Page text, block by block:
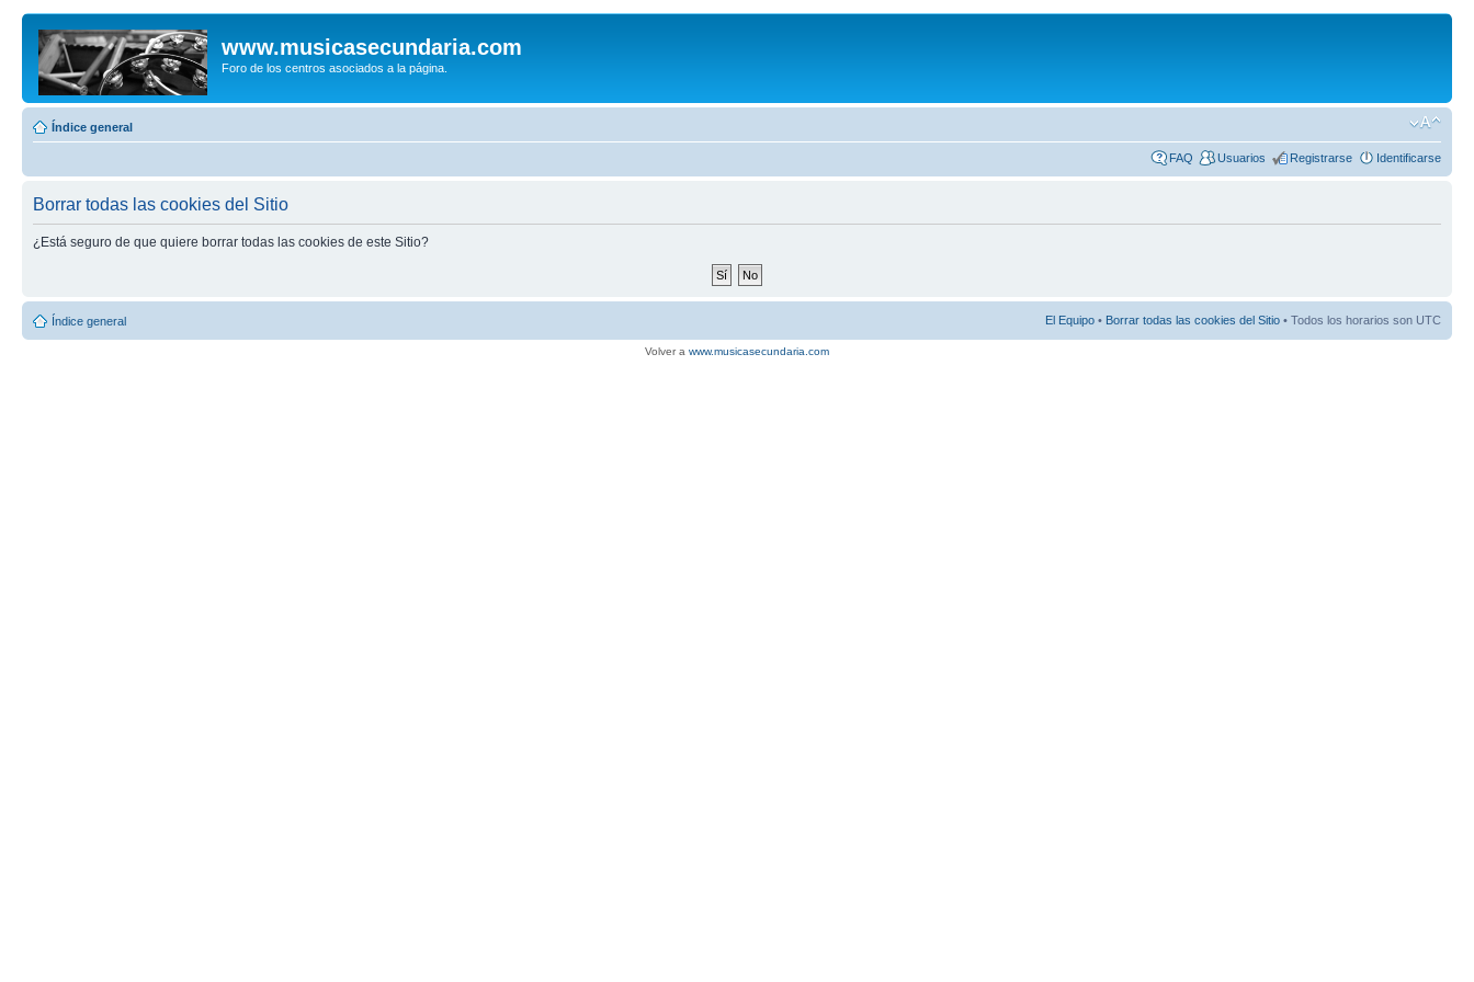
www.musicasecundaria.com
Foro de los centros asociados a la página.
Índice general
FAQ Usuarios Registrarse Identificarse
Borrar todas las cookies del Sitio
¿Está seguro de que quiere borrar todas las cookies de este Sitio?
Índice general El Equipo • Borrar todas las cookies del Sitio • Todos los horarios son UTC
Volver a www.musicasecundaria.com